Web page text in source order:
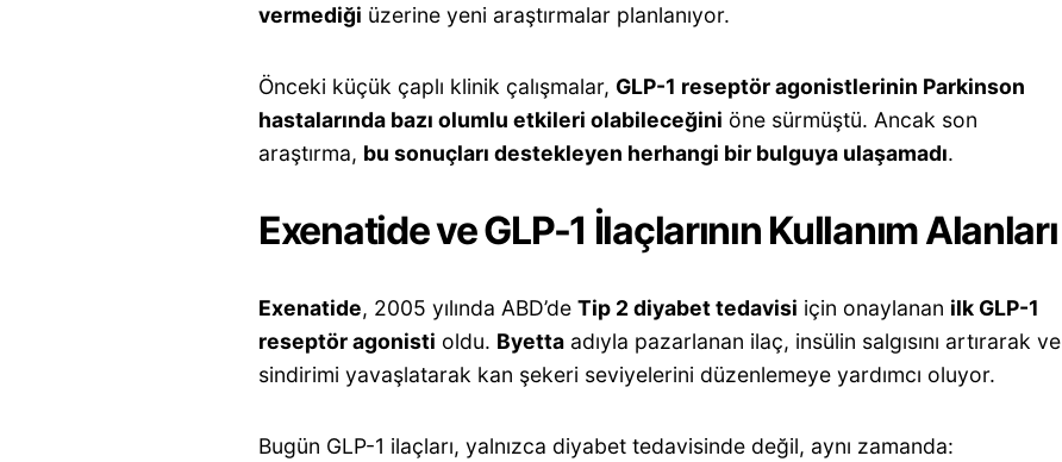
vermediği üzerine yeni araştırmalar planlanıyor.
Önceki küçük çaplı klinik çalışmalar, GLP-1 reseptör agonistlerinin Parkinson
hastalarında bazı olumlu etkileri olabileceğini öne sürmüştü. Ancak son
araştırma, bu sonuçları destekleyen herhangi bir bulguya ulaşamadı.
Exenatide ve GLP-1 İlaçlarının Kullanım Alanları
Exenatide, 2005 yılında ABD’de Tip 2 diyabet tedavisi için onaylanan ilk GLP-1
reseptör agonisti oldu. Byetta adıyla pazarlanan ilaç, insülin salgısını artırarak ve
sindirimi yavaşlatarak kan şekeri seviyelerini düzenlemeye yardımcı oluyor.
Bugün GLP-1 ilaçları, yalnızca diyabet tedavisinde değil, aynı zamanda: